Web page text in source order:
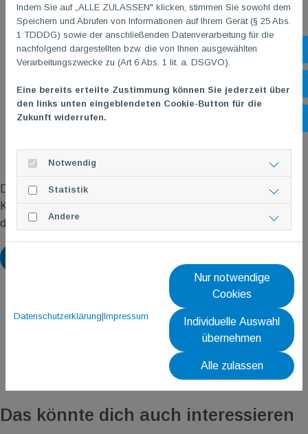
Die Online-Anmeldung ist ab dem 15.06.2026 freigeschaltet.
Klicke einfach auf den Flyer oben, um direkt zur Anmeldeseite
des Kurses zu gelangen.
Das könnte dich auch interessieren
Indem Sie auf „ALLE ZULASSEN" klicken, stimmen Sie sowohl dem
Speichern und Abrufen von Informationen auf Ihrem Gerät (§ 25 Abs.
1 TDDDG) sowie der anschließenden Datenverarbeitung für die
nachfolgend dargestellten bzw. die von Ihnen ausgewählten
Verarbeitungszwecke zu (Art 6 Abs. 1 lit. a. DSGVO).
Eine bereits erteilte Zustimmung können Sie jederzeit über
den links unten eingeblendeten Cookie-Button für die
Zukunft widerrufen.
Notwendig
Statistik
Andere
Datenschutzerklärung|Impressum
Nur notwendige
Cookies
Individuelle Auswahl
übernehmen
Alle zulassen